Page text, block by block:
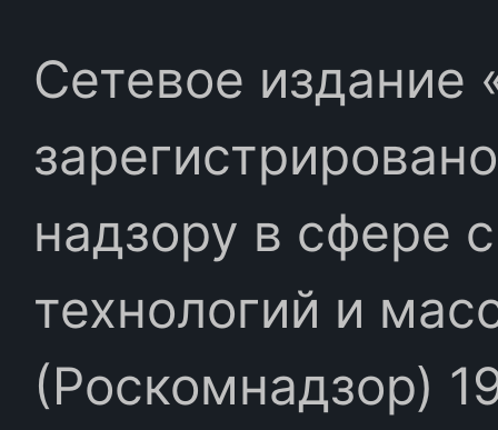
Сетевое издание
надзору в сфере
технологий и
(Роскомнадзор)